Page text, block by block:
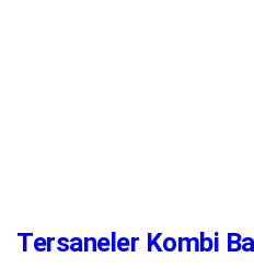
Tersaneler Kombi